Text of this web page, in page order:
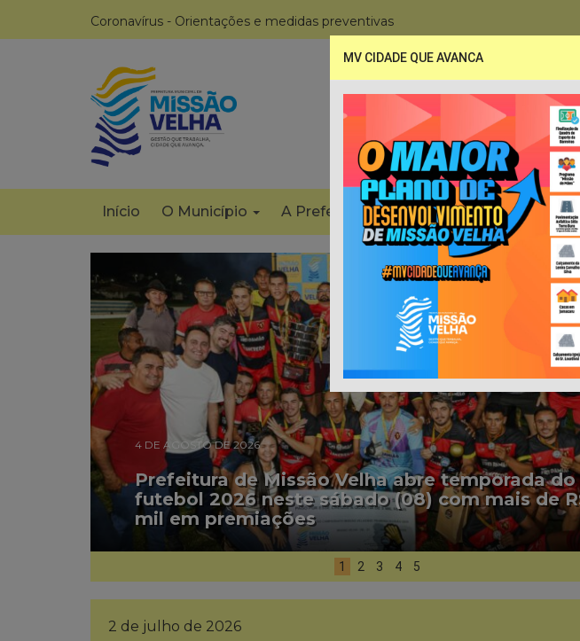
Coronavírus - Orientações e medidas preventivas
Início O Município A Prefeitura Secretarias
1 2 3 4 5
4 DE AGOSTO DE 2026
Prefeitura de Missão Velha abre temporada do
futebol 2026 neste sábado (08) com mais de
mil em premiações
2 de julho de 2026
MV CIDADE QUE AVANCA